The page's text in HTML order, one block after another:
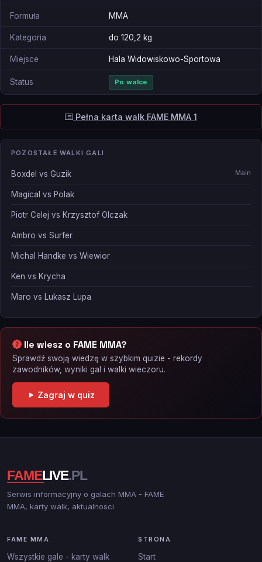
Formuła MMA
Kategoria do 120,2 kg
Miejsce Hala Widowiskowo-Sportowa
Status Po walce
Pełna karta walk FAME MMA 1
POZOSTAŁE WALKI GALI
Boxdel vs Guzik Main
Magical vs Polak
Piotr Celej vs Krzysztof Olczak
Ambro vs Surfer
Michal Handke vs Wiewior
Ken vs Krycha
Maro vs Lukasz Lupa
Ile wiesz o FAME MMA?
Sprawdź swoją wiedzę w szybkim quizie - rekordy
zawodników, wyniki gal i walki wieczoru.
Zagraj w quiz
Serwis informacyjny o galach MMA - FAME
MMA, karty walk, aktualnosci
FAME MMA
Wszystkie gale - karty walk
STRONA
Start